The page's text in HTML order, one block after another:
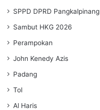
SPPD DPRD Pangkalpinang
Sambut HKG 2026
Perampokan
John Kenedy Azis
Padang
Tol
Al Haris